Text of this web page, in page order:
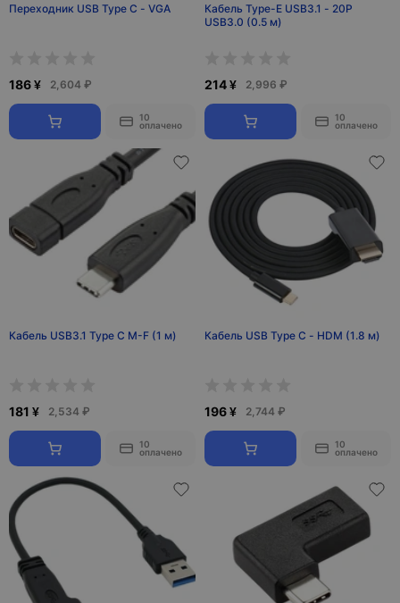
Переходник USB Type C - VGA
186 ¥ 2,604 ₽
10
оплачено
Кабель Type-E USB3.1 - 20P
USB3.0 (0.5 м)
214 ¥ 2,996 ₽
10
оплачено
Кабель USB3.1 Type C M-F (1 м)
181 ¥ 2,534 ₽
10
оплачено
Кабель USB Type С - HDM (1.8 м)
196 ¥ 2,744 ₽
10
оплачено